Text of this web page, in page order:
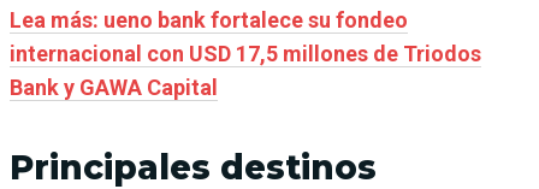
Lea más: ueno bank fortalece su fondeo
internacional con USD 17,5 millones de Triodos
Bank y GAWA Capital
Principales destinos